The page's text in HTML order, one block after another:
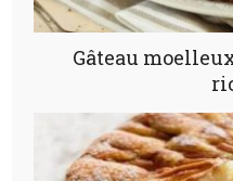
Gâteau